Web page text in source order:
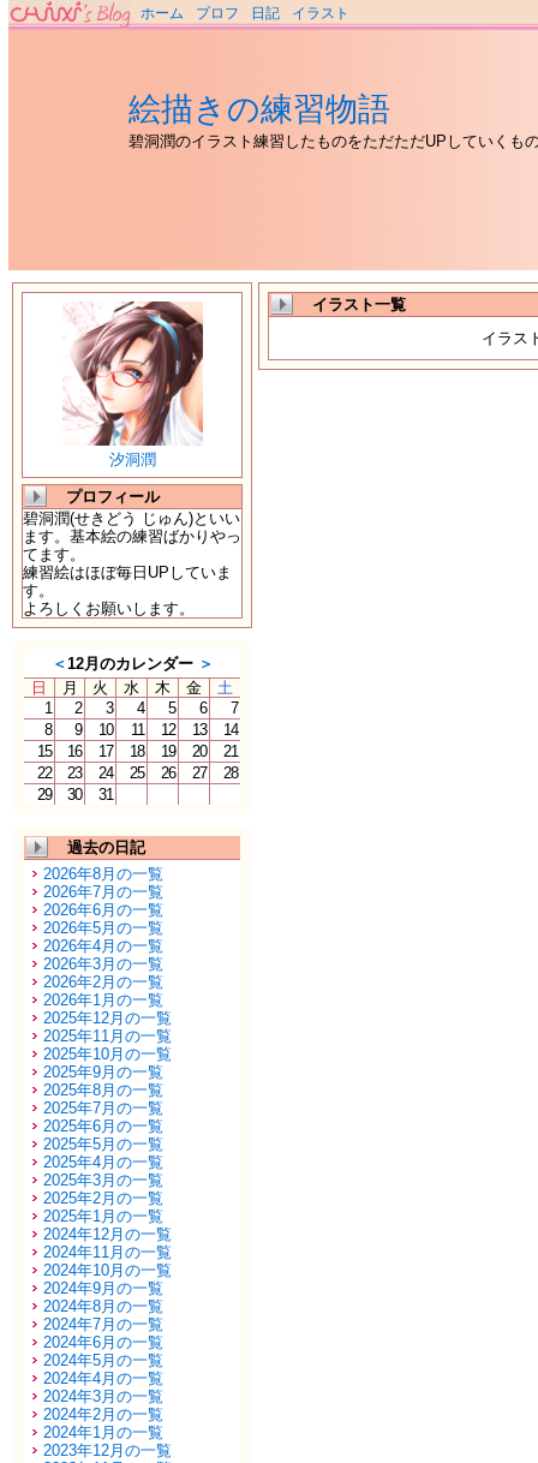
ホーム プロフ 日記 イラスト
絵描きの練習物語
碧洞潤のイラスト練習したものをただただUPしていくも
汐洞潤
プロフィール
碧洞潤(せきどう じゅん)といい
ます。基本絵の練習ばかりやっ
てます。
練習絵はほぼ毎日UPしていま
す。
よろしくお願いします。
＜12月のカレンダー ＞
日
月 火 水 木 金
土
1
2 3 4 5 6
7
8
9 10 11 12 13
14
15
16 17 18 19 20
21
22
23 24 25 26 27
28
29
30 31
過去の日記
2026年8月の一覧
2026年7月の一覧
2026年6月の一覧
2026年5月の一覧
2026年4月の一覧
2026年3月の一覧
2026年2月の一覧
2026年1月の一覧
2025年12月の一覧
2025年11月の一覧
2025年10月の一覧
2025年9月の一覧
2025年8月の一覧
2025年7月の一覧
2025年6月の一覧
2025年5月の一覧
2025年4月の一覧
2025年3月の一覧
2025年2月の一覧
2025年1月の一覧
2024年12月の一覧
2024年11月の一覧
2024年10月の一覧
2024年9月の一覧
2024年8月の一覧
2024年7月の一覧
2024年6月の一覧
2024年5月の一覧
2024年4月の一覧
2024年3月の一覧
2024年2月の一覧
2024年1月の一覧
2023年12月の一覧
イラスト一覧
イラス